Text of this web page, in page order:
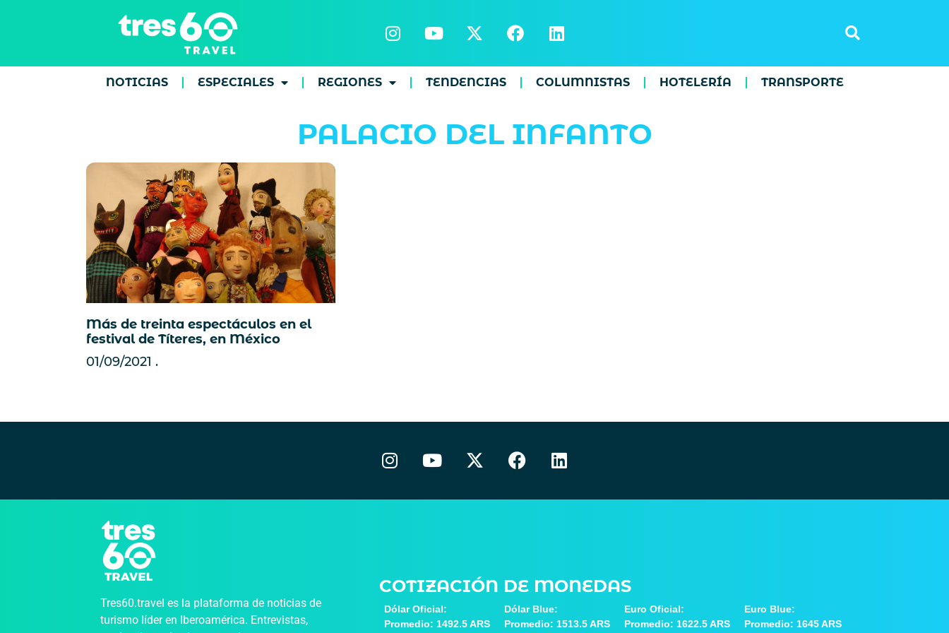
NOTICIAS ESPECIALES REGIONES TENDENCIAS COLUMNISTAS HOTELERÍA TRANSPORTE
PALACIO DEL INFANTO
Más de treinta espectáculos en el
festival de Títeres, en México
01/09/2021
Tres60.travel es la plataforma de noticias de
turismo líder en Iberoamérica. Entrevistas,
COTIZACIÓN DE MONEDAS
Dólar Oficial:
Promedio: 1492.5 ARS
Dólar Blue:
Promedio: 1513.5 ARS
Euro Oficial:
Promedio: 1622.5 ARS
Euro Blue:
Promedio: 1645 ARS